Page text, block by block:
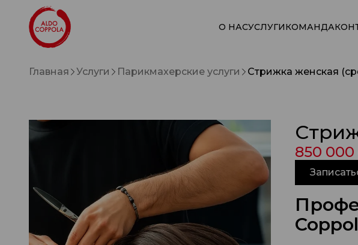
О НАСУСЛУГИКОМАНДА
Главная Услуги Парикмахерские услуги Стрижка женская
850 000